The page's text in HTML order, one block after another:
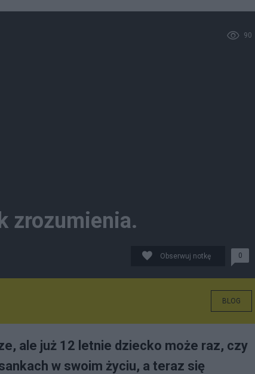
90
zrozumienia.
Obserwuj notkę 0
BLOG
ale już 12 letnie dziecko może raz, czy
w swoim życiu, a teraz się